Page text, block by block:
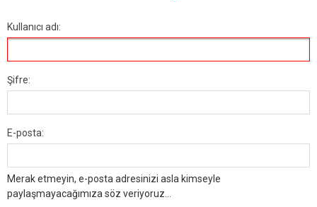
Kullanıcı adı:
Şifre:
E-posta:
Merak etmeyin, e-posta adresinizi asla kimseyle
paylaşmayacağımıza söz veriyoruz...